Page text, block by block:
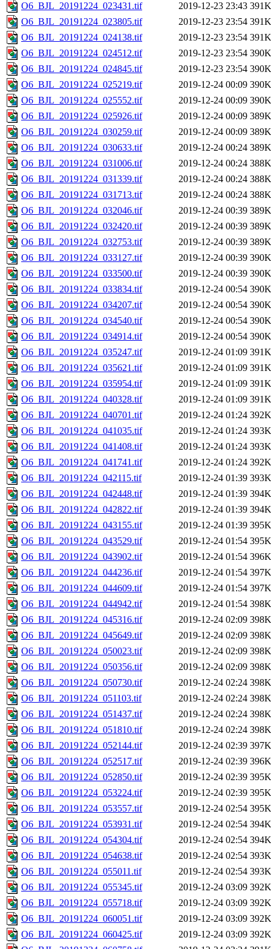
O6_BJL_20191224_023431.tif
2019-12-23 23:43 391K
O6_BJL_20191224_023805.tif
2019-12-23 23:54 391K
O6_BJL_20191224_024138.tif
2019-12-23 23:54 391K
O6_BJL_20191224_024512.tif
2019-12-23 23:54 390K
O6_BJL_20191224_024845.tif
2019-12-23 23:54 390K
O6_BJL_20191224_025219.tif
2019-12-24 00:09 390K
O6_BJL_20191224_025552.tif
2019-12-24 00:09 390K
O6_BJL_20191224_025926.tif
2019-12-24 00:09 389K
O6_BJL_20191224_030259.tif
2019-12-24 00:09 389K
O6_BJL_20191224_030633.tif
2019-12-24 00:24 389K
O6_BJL_20191224_031006.tif
2019-12-24 00:24 388K
O6_BJL_20191224_031339.tif
2019-12-24 00:24 388K
O6_BJL_20191224_031713.tif
2019-12-24 00:24 388K
O6_BJL_20191224_032046.tif
2019-12-24 00:39 389K
O6_BJL_20191224_032420.tif
2019-12-24 00:39 389K
O6_BJL_20191224_032753.tif
2019-12-24 00:39 389K
O6_BJL_20191224_033127.tif
2019-12-24 00:39 390K
O6_BJL_20191224_033500.tif
2019-12-24 00:39 390K
O6_BJL_20191224_033834.tif
2019-12-24 00:54 390K
O6_BJL_20191224_034207.tif
2019-12-24 00:54 390K
O6_BJL_20191224_034540.tif
2019-12-24 00:54 390K
O6_BJL_20191224_034914.tif
2019-12-24 00:54 390K
O6_BJL_20191224_035247.tif
2019-12-24 01:09 391K
O6_BJL_20191224_035621.tif
2019-12-24 01:09 391K
O6_BJL_20191224_035954.tif
2019-12-24 01:09 391K
O6_BJL_20191224_040328.tif
2019-12-24 01:09 391K
O6_BJL_20191224_040701.tif
2019-12-24 01:24 392K
O6_BJL_20191224_041035.tif
2019-12-24 01:24 393K
O6_BJL_20191224_041408.tif
2019-12-24 01:24 393K
O6_BJL_20191224_041741.tif
2019-12-24 01:24 392K
O6_BJL_20191224_042115.tif
2019-12-24 01:39 393K
O6_BJL_20191224_042448.tif
2019-12-24 01:39 394K
O6_BJL_20191224_042822.tif
2019-12-24 01:39 394K
O6_BJL_20191224_043155.tif
2019-12-24 01:39 395K
O6_BJL_20191224_043529.tif
2019-12-24 01:54 395K
O6_BJL_20191224_043902.tif
2019-12-24 01:54 396K
O6_BJL_20191224_044236.tif
2019-12-24 01:54 397K
O6_BJL_20191224_044609.tif
2019-12-24 01:54 397K
O6_BJL_20191224_044942.tif
2019-12-24 01:54 398K
O6_BJL_20191224_045316.tif
2019-12-24 02:09 398K
O6_BJL_20191224_045649.tif
2019-12-24 02:09 398K
O6_BJL_20191224_050023.tif
2019-12-24 02:09 398K
O6_BJL_20191224_050356.tif
2019-12-24 02:09 398K
O6_BJL_20191224_050730.tif
2019-12-24 02:24 398K
O6_BJL_20191224_051103.tif
2019-12-24 02:24 398K
O6_BJL_20191224_051437.tif
2019-12-24 02:24 398K
O6_BJL_20191224_051810.tif
2019-12-24 02:24 398K
O6_BJL_20191224_052144.tif
2019-12-24 02:39 397K
O6_BJL_20191224_052517.tif
2019-12-24 02:39 396K
O6_BJL_20191224_052850.tif
2019-12-24 02:39 395K
O6_BJL_20191224_053224.tif
2019-12-24 02:39 395K
O6_BJL_20191224_053557.tif
2019-12-24 02:54 395K
O6_BJL_20191224_053931.tif
2019-12-24 02:54 394K
O6_BJL_20191224_054304.tif
2019-12-24 02:54 394K
O6_BJL_20191224_054638.tif
2019-12-24 02:54 393K
O6_BJL_20191224_055011.tif
2019-12-24 02:54 393K
O6_BJL_20191224_055345.tif
2019-12-24 03:09 392K
O6_BJL_20191224_055718.tif
2019-12-24 03:09 392K
O6_BJL_20191224_060051.tif
2019-12-24 03:09 392K
O6_BJL_20191224_060425.tif
2019-12-24 03:09 392K